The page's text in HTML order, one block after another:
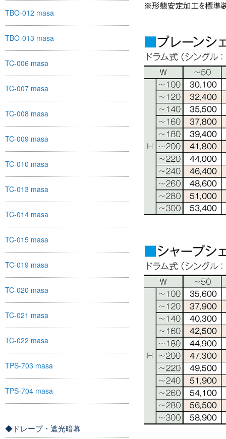
TBO-012 masa
TBO-013 masa
TC-006 masa
TC-007 masa
TC-008 masa
TC-009 masa
TC-010 masa
TC-013 masa
TC-014 masa
TC-015 masa
TC-019 masa
TC-020 masa
TC-021 masa
TC-022 masa
TPS-703 masa
TPS-704 masa
◆ドレープ・遮光暗幕